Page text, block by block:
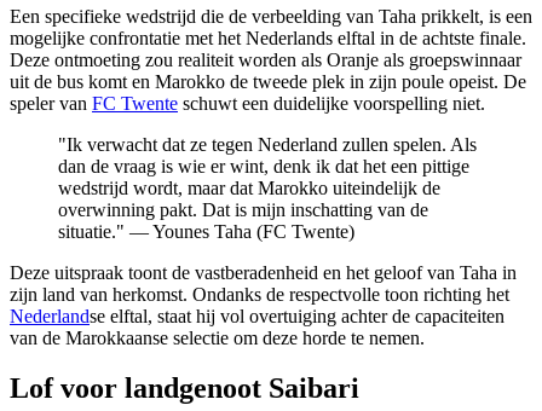
Een specifieke wedstrijd die de verbeelding van Taha prikkelt, is een
mogelijke confrontatie met het Nederlands elftal in de achtste finale.
Deze ontmoeting zou realiteit worden als Oranje als groepswinnaar
uit de bus komt en Marokko de tweede plek in zijn poule opeist. De
speler van FC Twente schuwt een duidelijke voorspelling niet.
"Ik verwacht dat ze tegen Nederland zullen spelen. Als
dan de vraag is wie er wint, denk ik dat het een pittige
wedstrijd wordt, maar dat Marokko uiteindelijk de
overwinning pakt. Dat is mijn inschatting van de
situatie." — Younes Taha (FC Twente)
Deze uitspraak toont de vastberadenheid en het geloof van Taha in
zijn land van herkomst. Ondanks de respectvolle toon richting het
Nederlandse elftal, staat hij vol overtuiging achter de capaciteiten
van de Marokkaanse selectie om deze horde te nemen.
Lof voor landgenoot Saibari